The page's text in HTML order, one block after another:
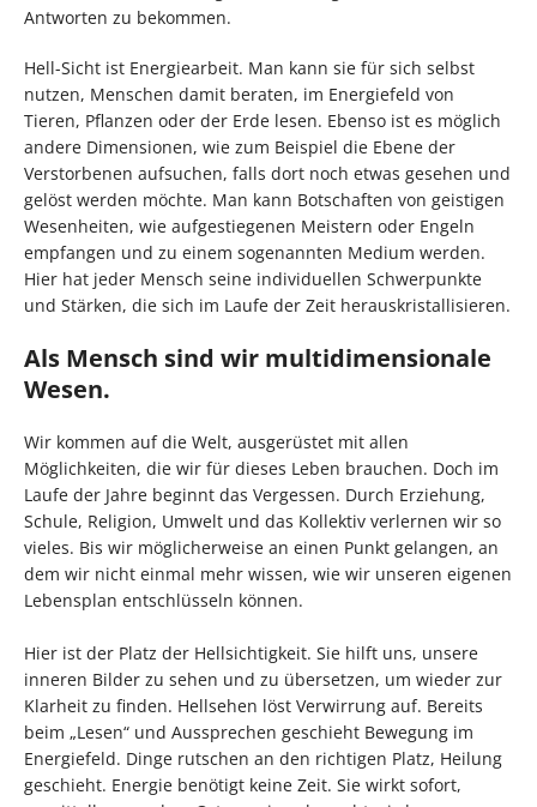
Antworten zu bekommen.
Hell-Sicht ist Energiearbeit. Man kann sie für sich selbst
nutzen, Menschen damit beraten, im Energiefeld von
Tieren, Pflanzen oder der Erde lesen. Ebenso ist es möglich
andere Dimensionen, wie zum Beispiel die Ebene der
Verstorbenen aufsuchen, falls dort noch etwas gesehen und
gelöst werden möchte. Man kann Botschaften von geistigen
Wesenheiten, wie aufgestiegenen Meistern oder Engeln
empfangen und zu einem sogenannten Medium werden.
Hier hat jeder Mensch seine individuellen Schwerpunkte
und Stärken, die sich im Laufe der Zeit herauskristallisieren.
Als Mensch sind wir multidimensionale
Wesen.
Wir kommen auf die Welt, ausgerüstet mit allen
Möglichkeiten, die wir für dieses Leben brauchen. Doch im
Laufe der Jahre beginnt das Vergessen. Durch Erziehung,
Schule, Religion, Umwelt und das Kollektiv verlernen wir so
vieles. Bis wir möglicherweise an einen Punkt gelangen, an
dem wir nicht einmal mehr wissen, wie wir unseren eigenen
Lebensplan entschlüsseln können.
Hier ist der Platz der Hellsichtigkeit. Sie hilft uns, unsere
inneren Bilder zu sehen und zu übersetzen, um wieder zur
Klarheit zu finden. Hellsehen löst Verwirrung auf. Bereits
beim „Lesen“ und Aussprechen geschieht Bewegung im
Energiefeld. Dinge rutschen an den richtigen Platz, Heilung
geschieht. Energie benötigt keine Zeit. Sie wirkt sofort,